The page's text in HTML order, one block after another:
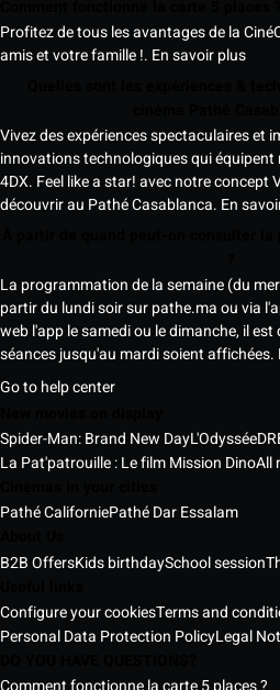
Profitez de tous les avantages de la
amis et votre famille !. En savoir plus
Vivez des expériences spectaculaires et
innovations technologiques qui équipent
4DX. Feel like a star! avec notre concept
découvrir au Pathé Casablanca. En
La programmation de la semaine (du
partir du lundi soir sur pathe.ma ou via
web l'app le samedi ou le dimanche, il
séances jusqu'au mardi soient affichées.
Go to help center
Spider-Man: Brand New DayL'Odyssée
La Pat'patrouille : Le film Mission DinoAll
Pathé CaliforniePathé Dar Essalam
B2B OffersKids birthdaySchool session
Configure your cookiesTerms and
Personal Data Protection PolicyLegal